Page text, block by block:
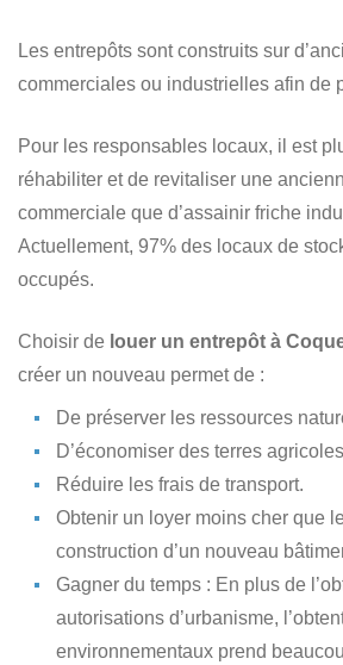
Les entrepôts sont construits sur
commerciales ou industrielles afin de
Pour les responsables locaux, il est
réhabiliter et de revitaliser une
commerciale que d’assainir friche
Actuellement, 97% des locaux de
occupés.
Choisir de louer un entrepôt à
créer un nouveau permet de :
De préserver les ressources
D’économiser des terres
Réduire les frais de transport.
Obtenir un loyer moins cher que
construction d’un nouveau
Gagner du temps : En plus de
autorisations d’urbanisme,
environnementaux prend